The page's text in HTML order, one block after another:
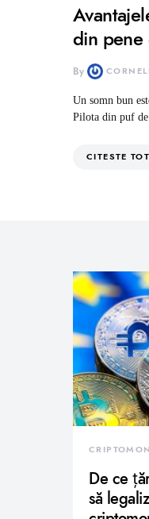
din pene
By
Un somn bun
Pilota din puf de
CITESTE TOT
De ce
să